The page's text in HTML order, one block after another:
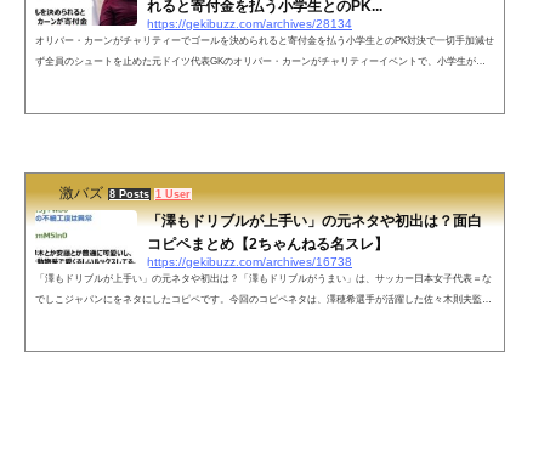
れると寄付金を払う小学生とのPK...
https://gekibuzz.com/archives/28134
オリバー・カーンがチャリティーでゴールを決められると寄付金を払う小学生とのPK対決で一切手加減せ
ず全員のシュートを止めた元ドイツ代表GKのオリバー・カーンがチャリティーイベントで、小学生がゴ
激バズ 8 Posts 1 User
「澤もドリブルが上手い」の元ネタや初出は？面白
コピペまとめ【2ちゃんねる名スレ】
https://gekibuzz.com/archives/16738
「澤もドリブルが上手い」の元ネタや初出は？「澤もドリブルがうまい」は、サッカー日本女子代表＝な
でしこジャパンにをネタにしたコピペです。今回のコピペネタは、澤穂希選手が活躍した佐々木則夫監督